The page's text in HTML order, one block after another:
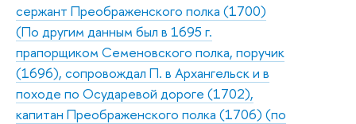
сержант Преображенского полка (1700)
(По другим данным был в 1695 г.
прапорщиком Семеновского полка, поручик
(1696), сопровождал П. в Архангельск и в
походе по Осударевой дороге (1702),
капитан Преображенского полка (1706) (по